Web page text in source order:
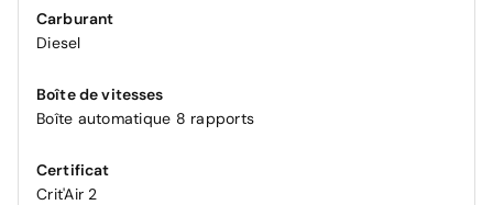
Carburant
Diesel
Boîte de vitesses
Boîte automatique 8 rapports
Certificat
Crit'Air 2